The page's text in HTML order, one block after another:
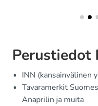
Perustiedot
INN (kansainvälinen
Tavaramerkit
Anaprilin ja muita